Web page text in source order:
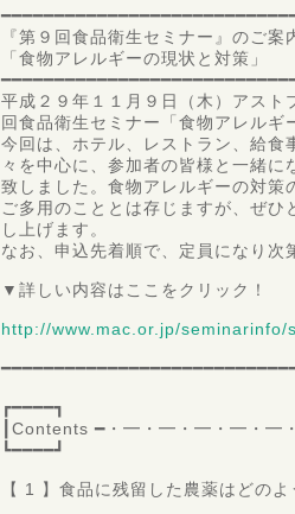
『第９回食品衛生セミナー』のご案
「食物アレルギーの現状と対策」
平成２９年１１月９日（木）アス
回食品衛生セミナー「食物アレル
今回は、ホテル、レストラン、給
々を中心に、参加者の皆様と一緒
致しました。食物アレルギーの対策
ご多用のこととは存じますが、ぜ
し上げます。
なお、申込先着順で、定員になり次
▼詳しい内容はここをクリック！
http://www.mac.or.jp/
┏━━━━┓
┃Contents ━・━・━・━・━
┗━━━━┛
【 1 】食品に残留した農薬はどの